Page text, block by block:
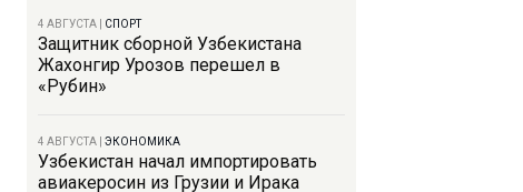
4 АВГУСТА СПОРТ
Защитник сборной Узбекистана
Жахонгир Урозов перешел в
«Рубин»
4 АВГУСТА ЭКОНОМИКА
Узбекистан начал импортировать
авиакеросин из Грузии и Ирака